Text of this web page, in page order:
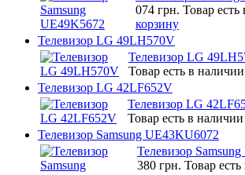
074 грн. Товар
корзину
Телевизор LG 49LH570V
Телевизор LG
Товар есть в наличии
Телевизор LG 42LF652V
Телевизор LG
Товар есть в наличии
Телевизор Samsung UE43KU6072
Телевизор
380 грн. Товар